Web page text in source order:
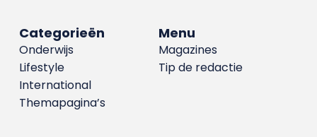
Menu
Magazines
Tip de redactie
Categorieën
Onderwijs
Lifestyle
International
Themapagina’s